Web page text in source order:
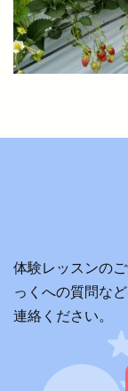
体験レッスンの
っくへの質問な
連絡ください。